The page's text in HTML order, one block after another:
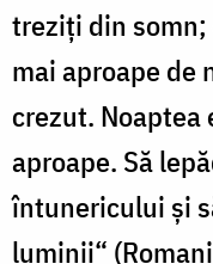
treziţi din
mai aproape de
crezut. Noaptea
aproape. Să
întunericului şi
luminii“